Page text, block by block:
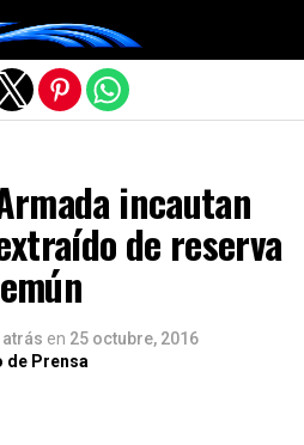
incautan
de reserva
atrás en 25 octubre, 2016
de Prensa
versión móvil